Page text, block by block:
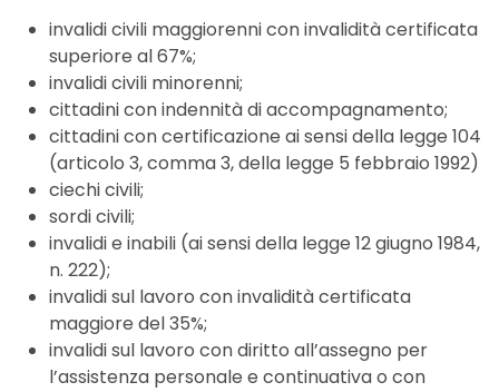
invalidi civili maggiorenni con invalidità certificata
superiore al 67%;
invalidi civili minorenni;
cittadini con indennità di accompagnamento;
cittadini con certificazione ai sensi della legge 104
(articolo 3, comma 3, della legge 5 febbraio 1992)
ciechi civili;
sordi civili;
invalidi e inabili (ai sensi della legge 12 giugno 1984,
n. 222);
invalidi sul lavoro con invalidità certificata
maggiore del 35%;
invalidi sul lavoro con diritto all’assegno per
l’assistenza personale e continuativa o con